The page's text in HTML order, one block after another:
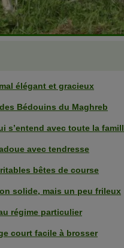
élégant et gracieux
Bédouins du Maghreb
s’entend avec toute la
avec tendresse
bêtes de course
solide, mais un peu frileux
régime particulier
court facile à brosser